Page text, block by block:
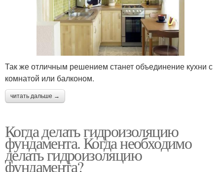
Так же отличным решением станет объединение кухни с
комнатой или балконом.
читать дальше →
Когда делать гидроизоляцию
фундамента. Когда необходимо
делать гидроизоляцию
фундамента?